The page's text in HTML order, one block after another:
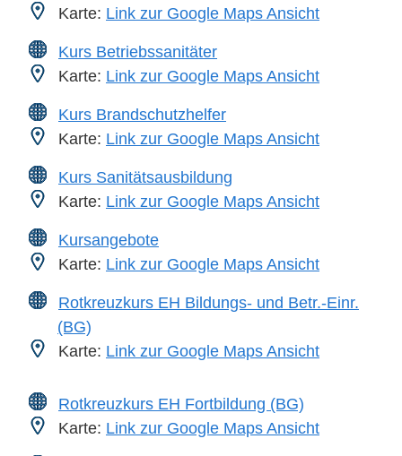
Karte: Link zur Google Maps Ansicht
Kurs Betriebssanitäter
Karte: Link zur Google Maps Ansicht
Kurs Brandschutzhelfer
Karte: Link zur Google Maps Ansicht
Kurs Sanitätsausbildung
Karte: Link zur Google Maps Ansicht
Kursangebote
Karte: Link zur Google Maps Ansicht
Rotkreuzkurs EH Bildungs- und Betr.-Einr.
(BG)
Karte: Link zur Google Maps Ansicht
Rotkreuzkurs EH Fortbildung (BG)
Karte: Link zur Google Maps Ansicht